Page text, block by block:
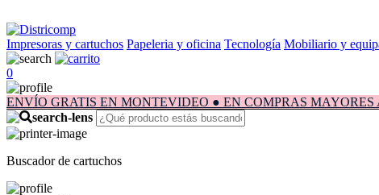
Impresoras y cartuchos Papeleria y oficina Tecnología Mobiliario y
0
ENVÍO GRATIS EN MONTEVIDEO ● EN COMPRAS MAYORES
Buscador de cartuchos